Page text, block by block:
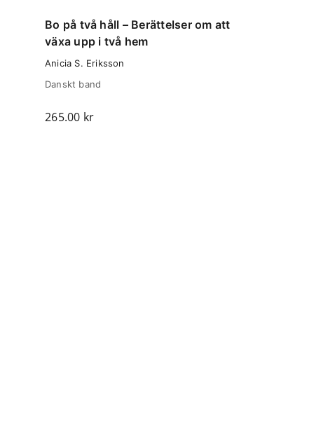
Bo på två håll – Berättelser om att
växa upp i två hem
Anicia S. Eriksson
Danskt band
265.00 kr